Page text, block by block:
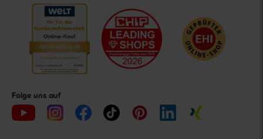
Folge uns auf